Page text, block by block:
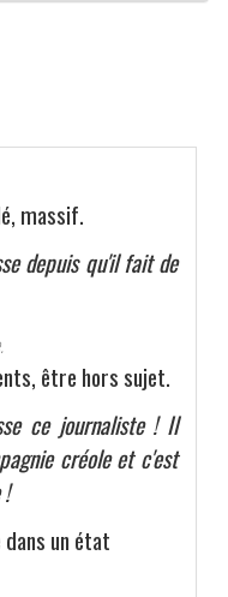
massif.
depuis qu'il fait de
être hors sujet.
ce journaliste ! Il
créole et c'est
!
un état